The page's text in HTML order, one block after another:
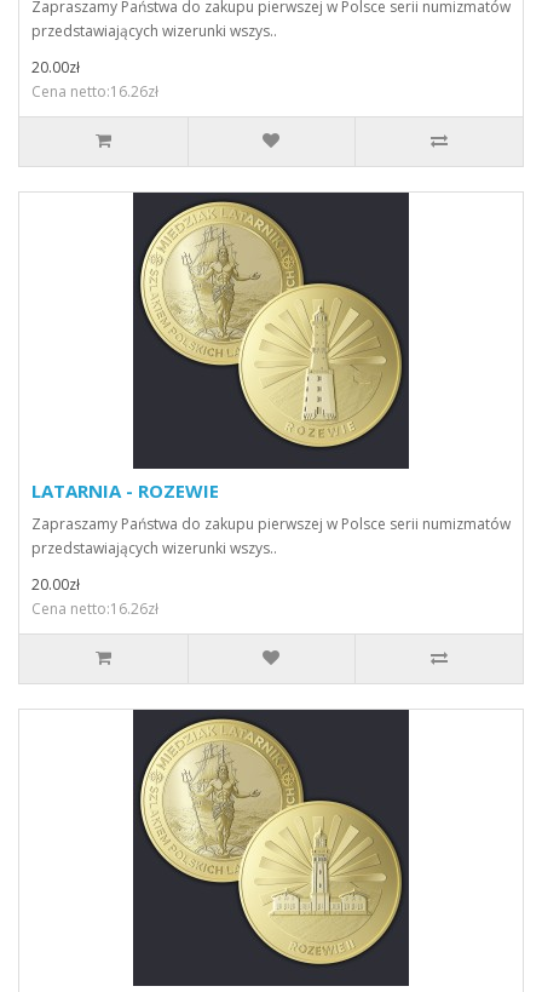
Zapraszamy Państwa do zakupu pierwszej w Polsce serii numizmatów
przedstawiających wizerunki wszys..
20.00zł
Cena netto:16.26zł
LATARNIA - ROZEWIE
Zapraszamy Państwa do zakupu pierwszej w Polsce serii numizmatów
przedstawiających wizerunki wszys..
20.00zł
Cena netto:16.26zł